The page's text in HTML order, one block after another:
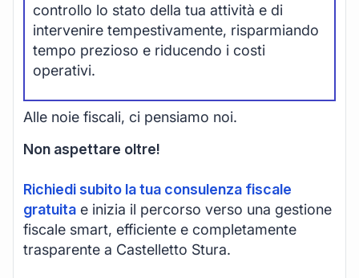
controllo lo stato della tua attività e di
intervenire tempestivamente, risparmiando
tempo prezioso e riducendo i costi
operativi.
Alle noie fiscali, ci pensiamo noi.
Non aspettare oltre!
Richiedi subito la tua consulenza fiscale
gratuita e inizia il percorso verso una gestione
fiscale smart, efficiente e completamente
trasparente a Castelletto Stura.